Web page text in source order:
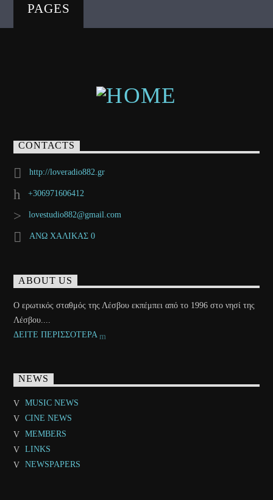
PAGES
CONTACTS
http://loveradio882.gr
+306971606412
lovestudio882@gmail.com
ΑΝΩ ΧΑΛΙΚΑΣ 0
ABOUT US
Ο ερωτικός σταθμός της Λέσβου εκπέμπει από το 1996 στο νησί της
Λέσβου....
ΔΕΙΤΕ ΠΕΡΙΣΣΟΤΕΡΑ
NEWS
MUSIC NEWS
CINE NEWS
MEMBERS
LINKS
NEWSPAPERS